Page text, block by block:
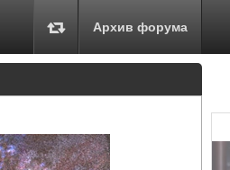
Архив форума